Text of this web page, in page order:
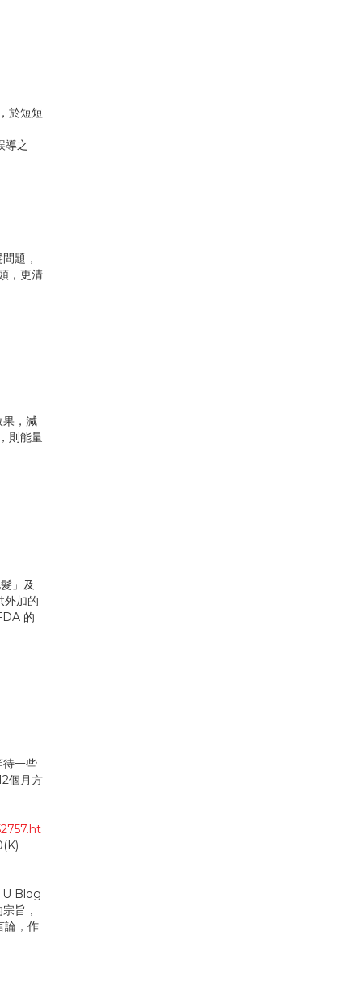
於短短
導之
題，
，更清
果，減
則能量
」及
外加的
的
待一些
個月方
U Blog
旨，
論，作